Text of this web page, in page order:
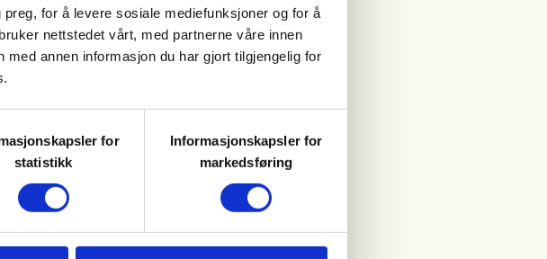
for å levere sosiale mediefunksjoner og for å
nettstedet vårt, med partnerne våre innen
annen informasjon du har gjort tilgjengelig for
for
statistikk
Informasjonskapsler for
markedsføring